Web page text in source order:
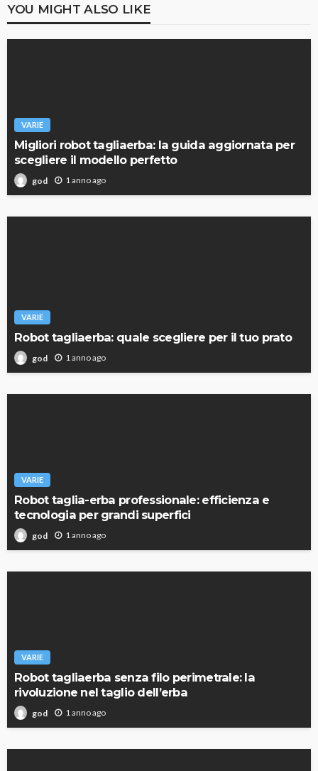
YOU MIGHT ALSO LIKE
VARIE
Migliori robot tagliaerba: la guida aggiornata per
scegliere il modello perfetto
god 1 anno ago
VARIE
Robot tagliaerba: quale scegliere per il tuo prato
god 1 anno ago
VARIE
Robot taglia-erba professionale: efficienza e
tecnologia per grandi superfici
god 1 anno ago
VARIE
Robot tagliaerba senza filo perimetrale: la
rivoluzione nel taglio dell’erba
god 1 anno ago